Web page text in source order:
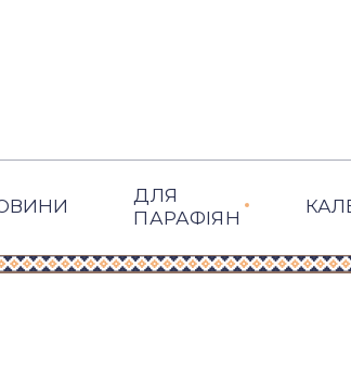
ДЛЯ
ПАРАФІЯН